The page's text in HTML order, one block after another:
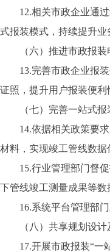
12.相关市政企业通
式报装模式，持续提升业
（六）推进市政报
13.完善市政企业报
证照，提升用户报装便利
（七）完善一站式
14.依据相关政策要
材料，实现竣工管线数
15.行业管理部门督
下管线竣工测量成果等数
16.系统平台管理部
（八）共享规划设
17.开展市政报装“